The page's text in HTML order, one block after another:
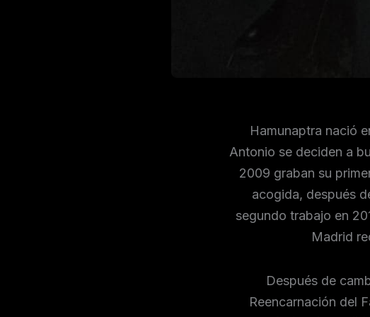
Hamunaptra nació
Antonio se deciden a
2009 graban su
acogida, después
segundo trabajo en
Madrid
Después de
Reencarnación del